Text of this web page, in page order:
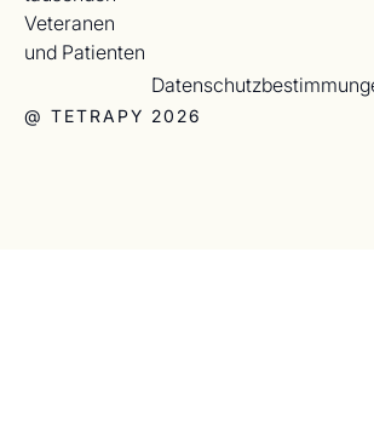
Veteranen
und Patienten
@ TETRAPY 2026